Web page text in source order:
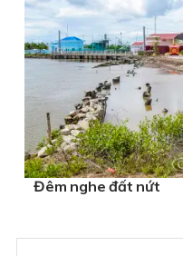
Đêm nghe đất nứt